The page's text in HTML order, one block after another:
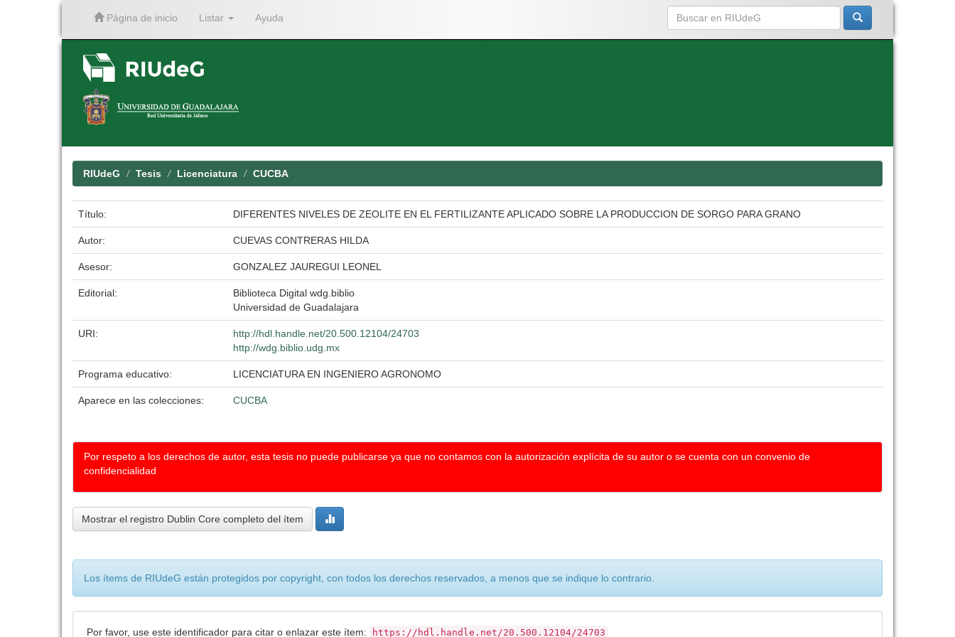
Página de inicio Listar Ayuda
RIUdeG Tesis Licenciatura CUCBA
Título: DIFERENTES NIVELES DE ZEOLITE EN EL FERTILIZANTE APLICADO SOBRE LA PRODUCCION DE SORGO PARA GRANO
Autor: CUEVAS CONTRERAS HILDA
Asesor: GONZALEZ JAUREGUI LEONEL
Editorial:
Biblioteca Digital wdg.biblio
Universidad de Guadalajara
URI:
http://hdl.handle.net/20.500.12104/24703
http://wdg.biblio.udg.mx
Programa educativo: LICENCIATURA EN INGENIERO AGRONOMO
Aparece en las colecciones: CUCBA
Por respeto a los derechos de autor, esta tesis no puede publicarse ya que no contamos con la autorización explícita de su autor o se cuenta con un convenio de
confidencialidad
Mostrar el registro Dublin Core completo del ítem
Los ítems de RIUdeG están protegidos por copyright, con todos los derechos reservados, a menos que se indique lo contrario.
Por favor, use este identificador para citar o enlazar este ítem: https://hdl.handle.net/20.500.12104/24703